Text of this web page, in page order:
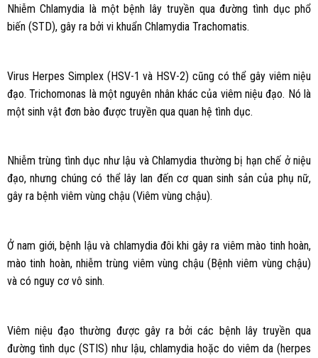
Nhiễm Chlamydia là một bệnh lây truyền qua đường tình dục phổ
biến (STD), gây ra bởi vi khuẩn Chlamydia Trachomatis.
Virus Herpes Simplex (HSV-1 và HSV-2) cũng có thể gây viêm niệu
đạo. Trichomonas là một nguyên nhân khác của viêm niệu đạo. Nó là
một sinh vật đơn bào được truyền qua quan hệ tình dục.
Nhiễm trùng tình dục như lậu và Chlamydia thường bị hạn chế ở niệu
đạo, nhưng chúng có thể lây lan đến cơ quan sinh sản của phụ nữ,
gây ra bệnh viêm vùng chậu (Viêm vùng chậu).
Ở nam giới, bệnh lậu và chlamydia đôi khi gây ra viêm mào tinh hoàn,
mào tinh hoàn, nhiễm trùng viêm vùng chậu (Bệnh viêm vùng chậu)
và có nguy cơ vô sinh.
Viêm niệu đạo thường được gây ra bởi các bệnh lây truyền qua
đường tình dục (STIS) như lậu, chlamydia hoặc do viêm da (herpes